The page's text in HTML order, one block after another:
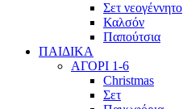
Σετ νεογέννητο
Καλσόν
Παπούτσια
ΠΑΙΔΙΚΑ
ΑΓΟΡΙ 1-6
Christmas
Σετ